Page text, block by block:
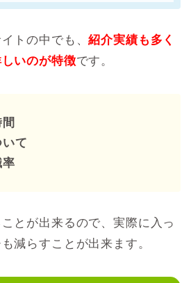
トの中でも、紹介実績も多く
いのが特徴です。
て
とが出来るので、実際に入っ
減らすことが出来ます。